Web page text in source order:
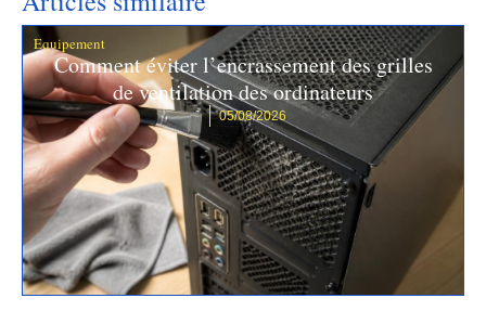
Equipement
Comment éviter l’encrassement des grilles
de ventilation des ordinateurs
05/08/2026